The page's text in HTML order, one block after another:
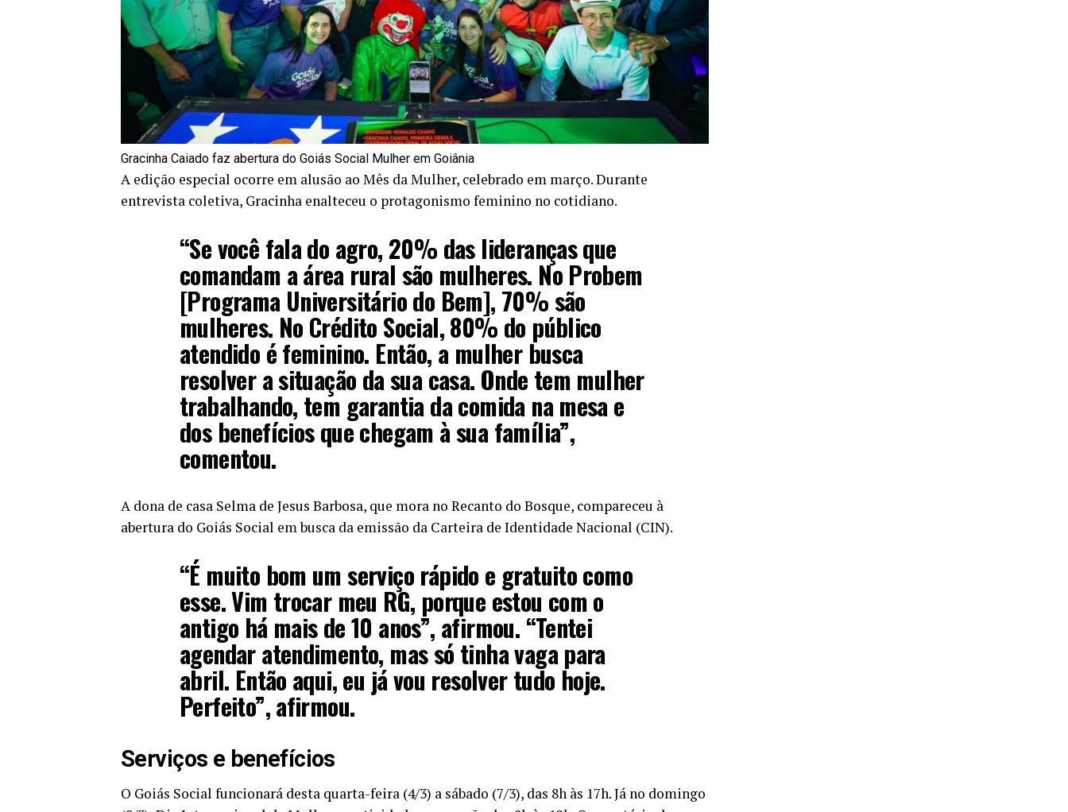
Gracinha Caiado faz abertura do Goiás Social Mulher em Goiânia
A edição especial ocorre em alusão ao Mês da Mulher, celebrado em março. Durante
entrevista coletiva, Gracinha enalteceu o protagonismo feminino no cotidiano.
“Se você fala do agro, 20% das lideranças que
comandam a área rural são mulheres. No Probem
[Programa Universitário do Bem], 70% são
mulheres. No Crédito Social, 80% do público
atendido é feminino. Então, a mulher busca
resolver a situação da sua casa. Onde tem mulher
trabalhando, tem garantia da comida na mesa e
dos benefícios que chegam à sua família”,
comentou.
A dona de casa Selma de Jesus Barbosa, que mora no Recanto do Bosque, compareceu à
abertura do Goiás Social em busca da emissão da Carteira de Identidade Nacional (CIN).
“É muito bom um serviço rápido e gratuito como
esse. Vim trocar meu RG, porque estou com o
antigo há mais de 10 anos”, afirmou. “Tentei
agendar atendimento, mas só tinha vaga para
abril. Então aqui, eu já vou resolver tudo hoje.
Perfeito”, afirmou.
Serviços e benefícios
O Goiás Social funcionará desta quarta-feira (4/3) a sábado (7/3), das 8h às 17h. Já no domingo